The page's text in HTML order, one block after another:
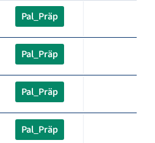
Pal_Präp
Pal_Präp
Pal_Präp
Pal_Präp